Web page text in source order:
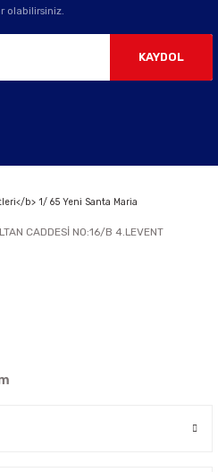
olabilirsiniz.
KAYDOL
CADDESİ NO:16/B 4.LEVENT